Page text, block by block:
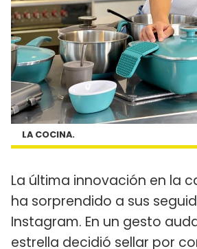
LA COCINA.
La última innovación en la
ha sorprendido a sus
Instagram. En un gesto
estrella decidió sellar por